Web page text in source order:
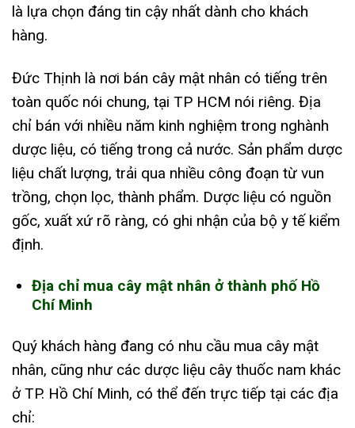
là lựa chọn đáng tin cậy nhất dành cho khách
hàng.
Đức Thịnh là nơi bán cây mật nhân có tiếng trên
toàn quốc nói chung, tại TP HCM nói riêng. Địa
chỉ bán với nhiều năm kinh nghiệm trong nghành
dược liệu, có tiếng trong cả nước. Sản phẩm dược
liệu chất lượng, trải qua nhiều công đoạn từ vun
trồng, chọn lọc, thành phẩm. Dược liệu có nguồn
gốc, xuất xứ rõ ràng, có ghi nhận của bộ y tế kiểm
định.
Địa chỉ mua cây mật nhân ở thành phố Hồ
Chí Minh
Quý khách hàng đang có nhu cầu mua cây mật
nhân, cũng như các dược liệu cây thuốc nam khác
ở TP. Hồ Chí Minh, có thể đến trực tiếp tại các địa
chỉ: